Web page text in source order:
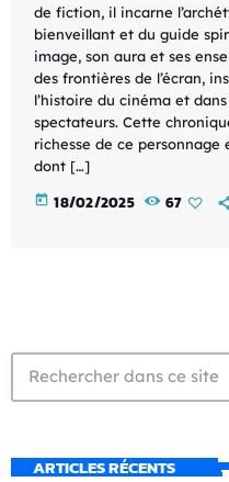
de fiction, il incarne
bienveillant et du guide
image, son aura et ses
des frontières de l’écran,
l’histoire du cinéma et
spectateurs. Cette
richesse de ce
dont […]
today 18/02/2025 67
ARTICLES RÉCENTS